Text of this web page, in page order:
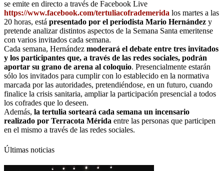
se emite en directo a través de Facebook Live
https://www.facebook.com/tertuliacofrademerida los martes a las
20 horas, está presentado por el periodista Mario Hernández y
pretende analizar distintos aspectos de la Semana Santa emeritense
con varios invitados cada semana.
Cada semana, Hernández moderará el debate entre tres invitados
y los participantes que, a través de las redes sociales, podrán
aportar su grano de arena al coloquio. Presencialmente estarán
sólo los invitados para cumplir con lo establecido en la normativa
marcada por las autoridades, pretendiéndose, en un futuro, cuando
finalice la crisis sanitaria, ampliar la participación presencial a todos
los cofrades que lo deseen.
Además, la tertulia sorteará cada semana un incensario
realizado por Terracota Mérida entre las personas que participen
en el mismo a través de las redes sociales.
Últimas noticias